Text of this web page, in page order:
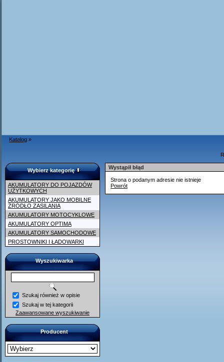
Katalog »
Wybierz kategorię
AKUMULATORY DO POJAZDÓW
UŻYTKOWYCH
AKUMULATORY JAKO MOBILNE
ŹRÓDŁO ZASILANIA
AKUMULATORY MOTOCYKLOWE
AKUMULATORY OPTIMA
AKUMULATORY SAMOCHODOWE
PROSTOWNIKI I ŁADOWARKI
Wyszukiwarka
Szukaj również w opisie
Szukaj w tej kategorii
Zaawansowane wyszukiwanie
Producent
Wystąpił błąd
Strona o podanym adresie nie istnieje
Powrót